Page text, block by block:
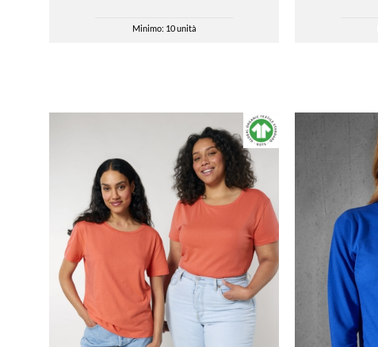
Minimo: 10 unità